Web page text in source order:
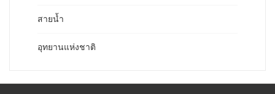
สายน้ำ
อุทยานแห่งชาติ